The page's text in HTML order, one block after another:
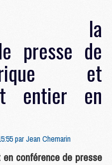
la
presse de
et
entier en
parJean Chemarin
conférence de presse